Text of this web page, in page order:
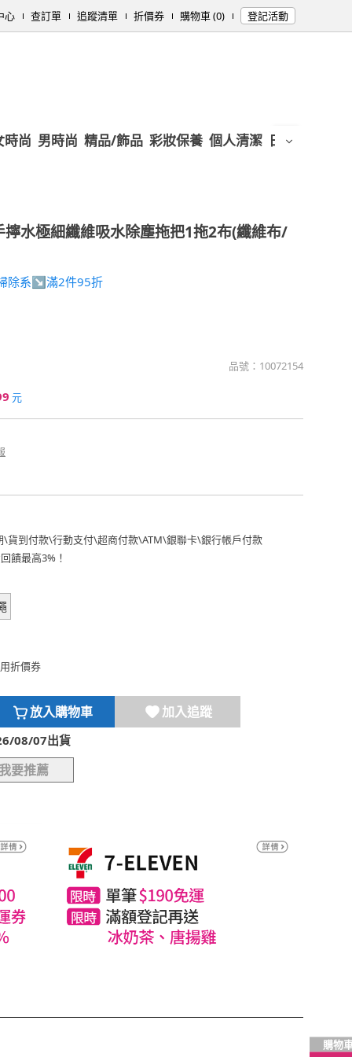
心 查訂單 追蹤清單 折價券 購物車 (0) 登記活動
時尚 男時尚 精品/飾品 彩妝保養 個人清潔 日用/紙品
擰水極細纖維吸水除塵拖把1拖2布(纖維布/
除系↘滿2件95折
品號： 10072154
元
\貨到付款\行動支付\超商付款\ATM\銀聯卡\銀行帳戶付款
饋最高3%！
折價券
放入購物車 加入追蹤
08/07出貨
要推薦
購物